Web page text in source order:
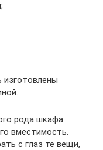
изготовлены
рода шкафа
вместимость.
с глаз те вещи,